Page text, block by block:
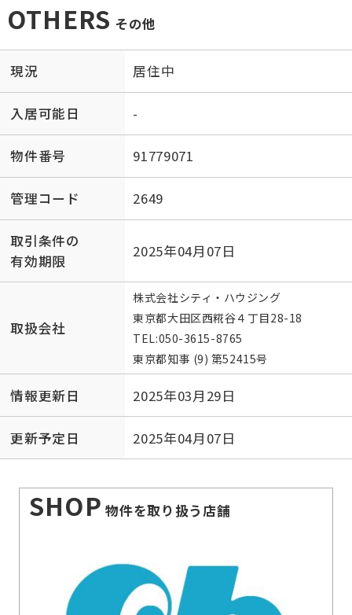
OTHERS その他
現況 居住中
入居可能日 -
物件番号 91779071
管理コード 2649
取引条件の
有効期限
2025年04月07日
取扱会社
株式会社シティ・ハウジング
東京都大田区西糀谷４丁目28-18
TEL:050-3615-8765
東京都知事 (9) 第52415号
情報更新日 2025年03月29日
更新予定日 2025年04月07日
SHOP 物件を取り扱う店舗